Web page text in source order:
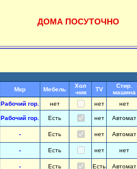
ДОМА ПОСУТОЧНО
Мкр Мебель
Хол
-ник
TV
Стир.
машина
Рабочий гор. нет нет нет
Рабочий гор. Есть нет Автомат
- Есть нет Автомат
- Есть нет нет
- Есть Есть Автомат